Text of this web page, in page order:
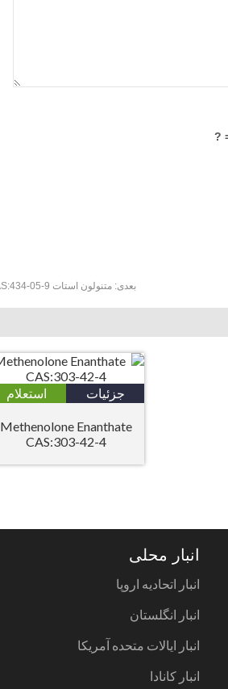
بعدی: متنولون استات CAS:434-05-9
جزئیات استعلام
Methenolone Enanthate
CAS:303-42-4
انبار محلی
انبار اتحادیه اروپا
انبار انگلستان
انبار ایالات متحده آمریکا
انبار کانادا